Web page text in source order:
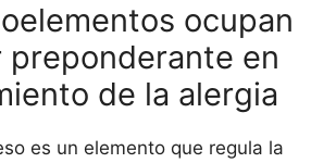
ocupan
preponderante en
de la alergia
es un elemento que regula la